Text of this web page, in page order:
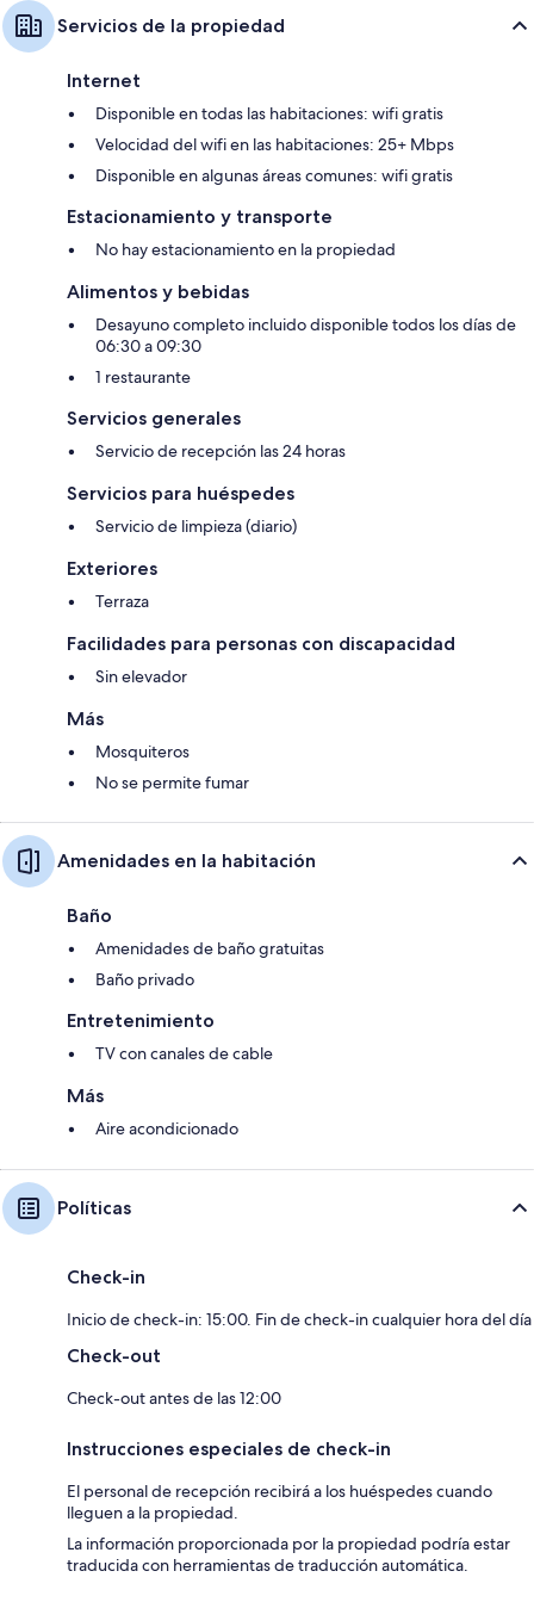
Servicios de la propiedad
Internet
Disponible en todas las habitaciones: wifi gratis
Velocidad del wifi en las habitaciones: 25+ Mbps
Disponible en algunas áreas comunes: wifi gratis
Estacionamiento y transporte
No hay estacionamiento en la propiedad
Alimentos y bebidas
Desayuno completo incluido disponible todos los días de
06:30 a 09:30
1 restaurante
Servicios generales
Servicio de recepción las 24 horas
Servicios para huéspedes
Servicio de limpieza (diario)
Exteriores
Terraza
Facilidades para personas con discapacidad
Sin elevador
Más
Mosquiteros
No se permite fumar
Amenidades en la habitación
Baño
Amenidades de baño gratuitas
Baño privado
Entretenimiento
TV con canales de cable
Más
Aire acondicionado
Políticas
Check-in
Inicio de check-in: 15:00. Fin de check-in cualquier hora del día
Check-out
Check-out antes de las 12:00
Instrucciones especiales de check-in
El personal de recepción recibirá a los huéspedes cuando
lleguen a la propiedad.
La información proporcionada por la propiedad podría estar
traducida con herramientas de traducción automática.